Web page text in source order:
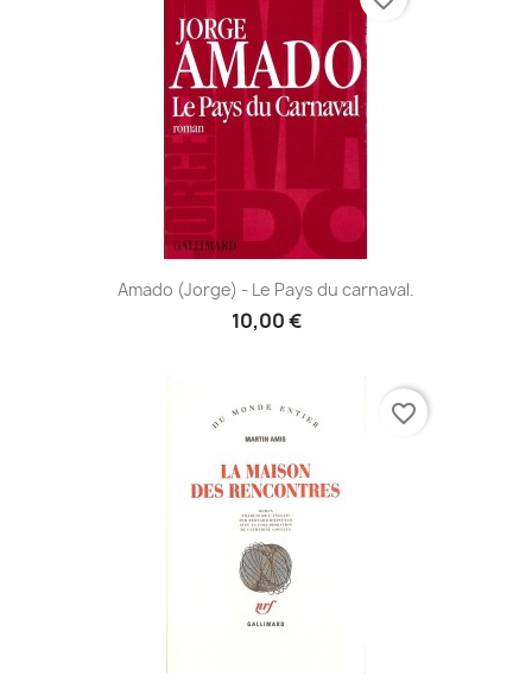
Amado (Jorge) - Le Pays du carnaval.
10,00 €
favorite_border